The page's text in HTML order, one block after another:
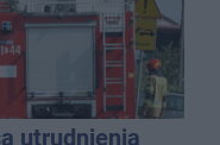
utrudnienia